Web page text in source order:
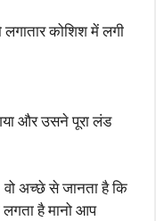
कोशिश में लगी
और उसने पूरा लंड
अच्छे से जानता है कि
है मानो आप